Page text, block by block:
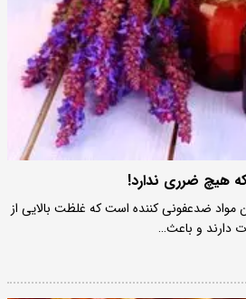
هیچ ضرری ندارد!
مواد ضدعفونی کننده است که غلظت بالایی از
دارند و باعث…